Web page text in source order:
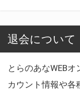
退会について
とらのあなWEB
カウント情報や各